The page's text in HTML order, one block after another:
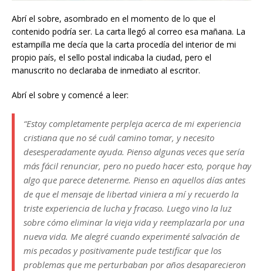
Abrí el sobre, asombrado en el momento de lo que el
contenido podría ser. La carta llegó al correo esa mañana. La
estampilla me decía que la carta procedía del interior de mi
propio país, el sello postal indicaba la ciudad, pero el
manuscrito no declaraba de inmediato al escritor.
Abrí el sobre y comencé a leer:
“Estoy completamente perpleja acerca de mi experiencia
cristiana que no sé cuál camino tomar, y necesito
desesperadamente ayuda. Pienso algunas veces que sería
más fácil renunciar, pero no puedo hacer esto, porque hay
algo que parece detenerme. Pienso en aquellos días antes
de que el mensaje de libertad viniera a mí y recuerdo la
triste experiencia de lucha y fracaso. Luego vino la luz
sobre cómo eliminar la vieja vida y reemplazarla por una
nueva vida. Me alegré cuando experimenté salvación de
mis pecados y positivamente pude testificar que los
problemas que me perturbaban por años desaparecieron